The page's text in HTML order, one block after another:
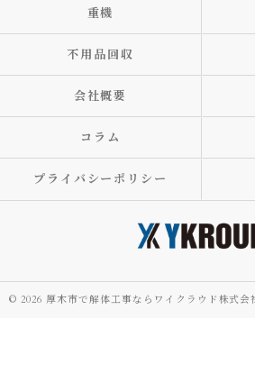
重機
不用品回収
会社概要
コラム
プライバシーポリシー
© 2026 厚木市で解体工事ならワイクラウド株式